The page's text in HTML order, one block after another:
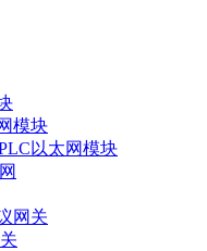
模块
以太网模块
网关